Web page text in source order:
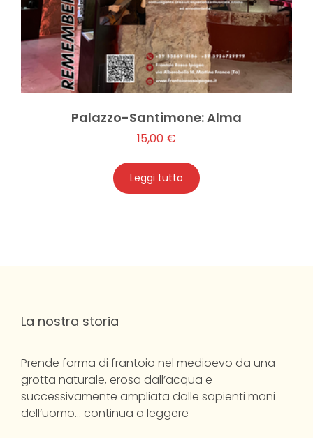
Palazzo-Santimone: Alma
15,00 €
Leggi tutto
La nostra storia
Prende forma di frantoio nel medioevo da una
grotta naturale, erosa dall’acqua e
successivamente ampliata dalle sapienti mani
dell’uomo… continua a leggere